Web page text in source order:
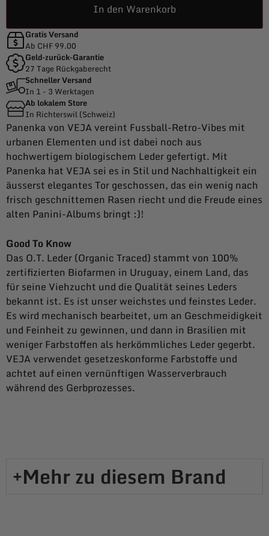
In den Warenkorb
Gratis Versand
Ab CHF 99.00
Geld-zurück-Garantie
27 Tage Rückgaberecht
Schneller Versand
In 1 - 3 Werktagen
Ab lokalem Store
In Richterswil (Schweiz)
Panenka von VEJA vereint Fussball-Retro-Vibes mit
urbanen Elementen und ist dabei noch aus
hochwertigem biologischem Leder gefertigt. Mit
Panenka hat VEJA sei es in Stil und Nachhaltigkeit ein
äusserst elegantes Tor geschossen, das ein wenig nach
frisch geschnittemen Rasen riecht und die Freude eines
alten Panini-Albums bringt :)!
Good To Know
Das O.T. Leder (Organic Traced) stammt von 100%
zertifizierten Biofarmen in Uruguay, einem Land, das
für seine Viehzucht und die Qualität seines Leders
bekannt ist. Es ist unser weichstes und feinstes Leder.
Es wird mechanisch bearbeitet, um an Geschmeidigkeit
und Feinheit zu gewinnen, und dann in Brasilien mit
weniger Farbstoffen als herkömmliches Leder gegerbt.
VEJA verwendet gesetzeskonforme Farbstoffe und
achtet auf einen vernünftigen Wasserverbrauch
während des Gerbprozesses.
Mehr zu diesem Brand​